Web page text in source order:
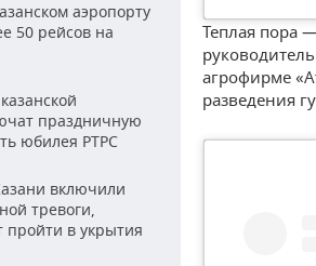
аэропорту
50 рейсов на
праздничную
юбилея РТРС
включили
тревоги,
пройти в укрытия
Теплая пора
агрофирме
разведения